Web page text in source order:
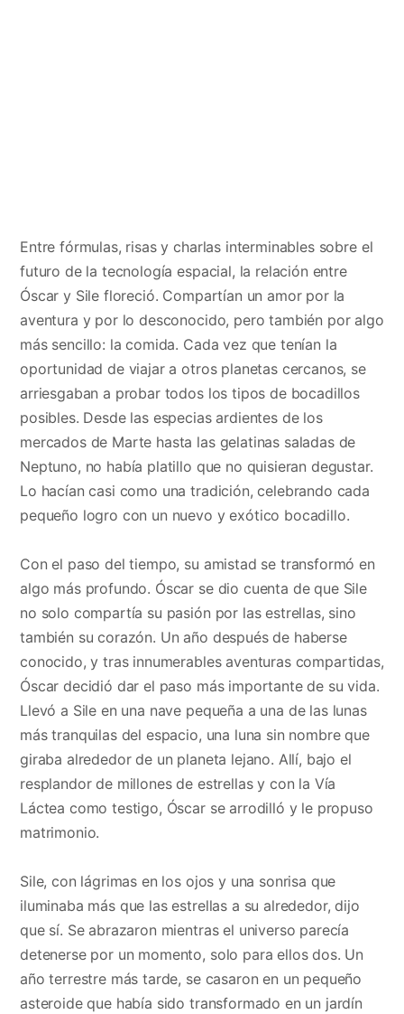
Entre fórmulas, risas y charlas interminables sobre el
futuro de la tecnología espacial, la relación entre
Óscar y Sile floreció. Compartían un amor por la
aventura y por lo desconocido, pero también por algo
más sencillo: la comida. Cada vez que tenían la
oportunidad de viajar a otros planetas cercanos, se
arriesgaban a probar todos los tipos de bocadillos
posibles. Desde las especias ardientes de los
mercados de Marte hasta las gelatinas saladas de
Neptuno, no había platillo que no quisieran degustar.
Lo hacían casi como una tradición, celebrando cada
pequeño logro con un nuevo y exótico bocadillo.
Con el paso del tiempo, su amistad se transformó en
algo más profundo. Óscar se dio cuenta de que Sile
no solo compartía su pasión por las estrellas, sino
también su corazón. Un año después de haberse
conocido, y tras innumerables aventuras compartidas,
Óscar decidió dar el paso más importante de su vida.
Llevó a Sile en una nave pequeña a una de las lunas
más tranquilas del espacio, una luna sin nombre que
giraba alrededor de un planeta lejano. Allí, bajo el
resplandor de millones de estrellas y con la Vía
Láctea como testigo, Óscar se arrodilló y le propuso
matrimonio.
Sile, con lágrimas en los ojos y una sonrisa que
iluminaba más que las estrellas a su alrededor, dijo
que sí. Se abrazaron mientras el universo parecía
detenerse por un momento, solo para ellos dos. Un
año terrestre más tarde, se casaron en un pequeño
asteroide que había sido transformado en un jardín